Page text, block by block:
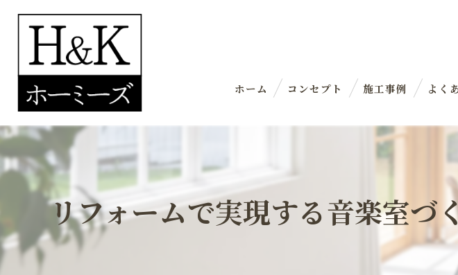
ホーム コンセプト 施工事例 よく
リフォームで実現する音楽室づ